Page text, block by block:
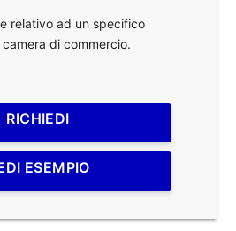
relativo ad un specifico
di commercio.
RICHIEDI
ESEMPIO